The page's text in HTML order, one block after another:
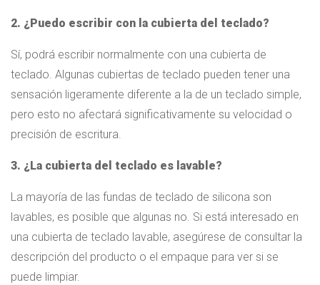
2. ¿Puedo escribir con la cubierta del teclado?
Sí, podrá escribir normalmente con una cubierta de
teclado. Algunas cubiertas de teclado pueden tener una
sensación ligeramente diferente a la de un teclado simple,
pero esto no afectará significativamente su velocidad o
precisión de escritura.
3. ¿La cubierta del teclado es lavable?
La mayoría de las fundas de teclado de silicona son
lavables, es posible que algunas no. Si está interesado en
una cubierta de teclado lavable, asegúrese de consultar la
descripción del producto o el empaque para ver si se
puede limpiar.